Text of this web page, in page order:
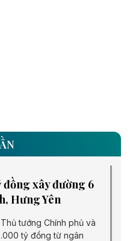
đồng xây đường 6
Hưng Yên
tướng Chính phủ và
tỷ đồng từ ngân